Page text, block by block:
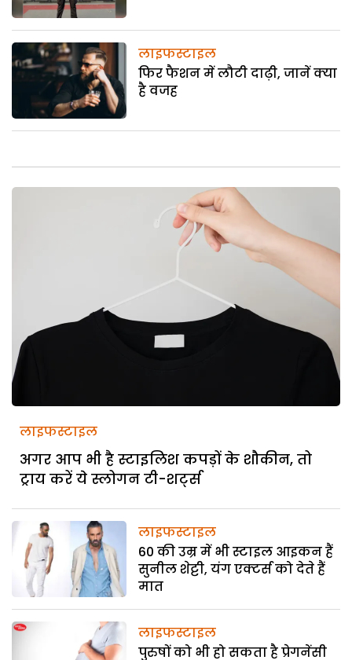
लाइफस्टाइल
फिर फैशन में लौटी दाढ़ी, जानें क्या
है वजह
लाइफस्टाइल
अगर आप भी है स्टाइलिश कपड़ों के शौकीन, तो
ट्राय करें ये स्लोगन टी-शर्ट्स
लाइफस्टाइल
60 की उम्र में भी स्टाइल आइकन हैं
सुनील शेट्टी, यंग एक्टर्स को देते हैं
मात
लाइफस्टाइल
पुरुषों को भी हो सकता है प्रेगनेंसी